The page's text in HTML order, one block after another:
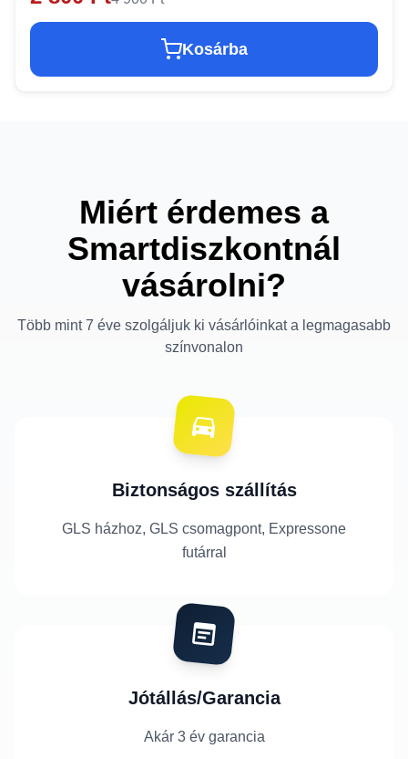
Kosárba
Miért érdemes a
Smartdiszkontnál
vásárolni?
Több mint 7 éve szolgáljuk ki vásárlóinkat a legmagasabb
színvonalon
Biztonságos szállítás
GLS házhoz, GLS csomagpont, Expressone
futárral
Jótállás/Garancia
Akár 3 év garancia